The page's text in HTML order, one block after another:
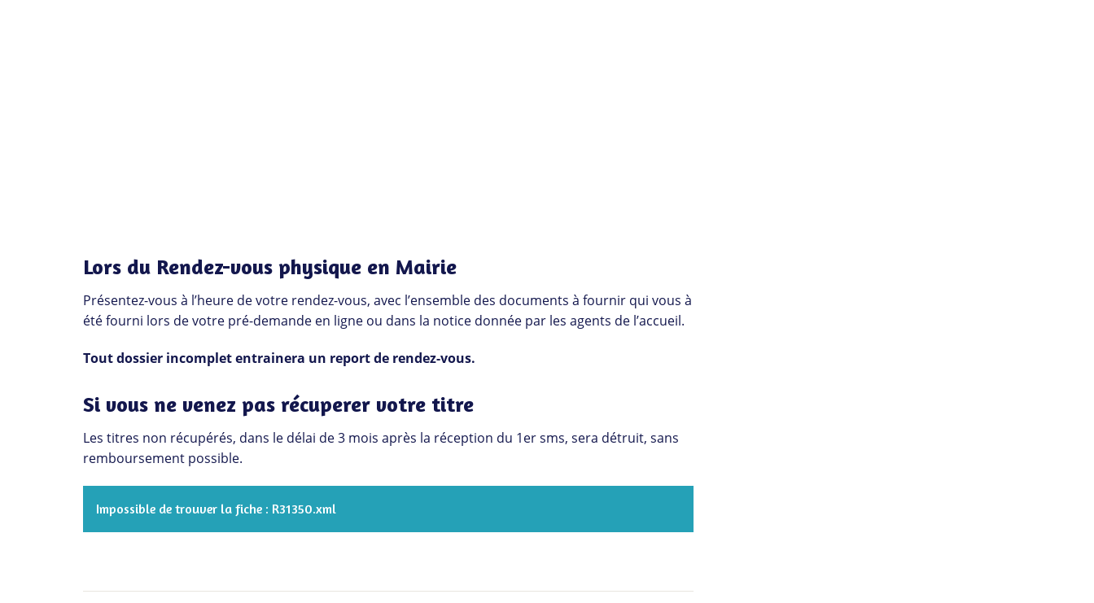
Lors du Rendez-vous physique en Mairie
Présentez-vous à l’heure de votre rendez-vous, avec l’ensemble des documents à fournir qui vous à
été fourni lors de votre pré-demande en ligne ou dans la notice donnée par les agents de l’accueil.
Tout dossier incomplet entrainera un report de rendez-vous.
Si vous ne venez pas récuperer votre titre
Les titres non récupérés, dans le délai de 3 mois après la réception du 1er sms, sera détruit, sans
remboursement possible.
Impossible de trouver la fiche : R31350.xml